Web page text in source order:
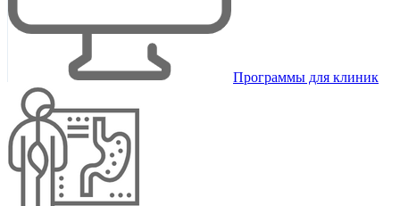
Программы для клиник